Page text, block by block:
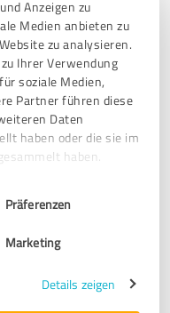
Anzeigen zu
Medien anbieten zu
zu analysieren.
Ihrer Verwendung
soziale Medien,
Partner führen diese
Daten
haben oder die sie im
haben.
Präferenzen
Marketing
Details zeigen
Empfehlung
zufrieden!